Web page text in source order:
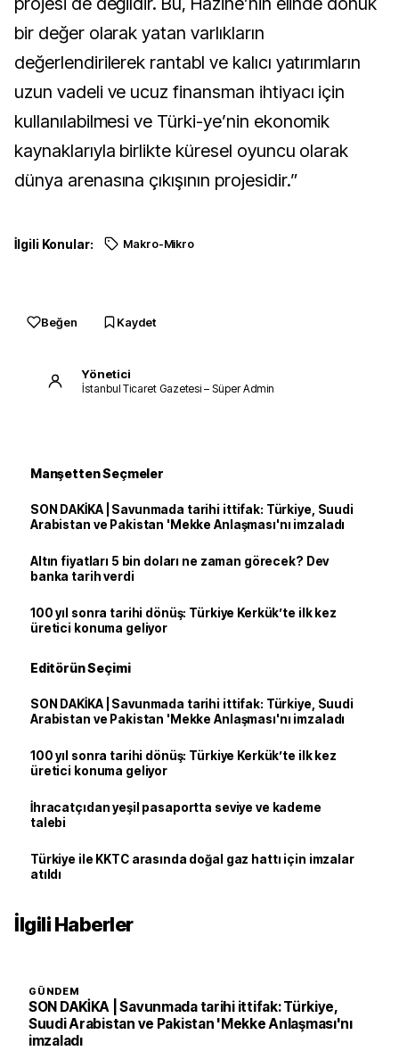
bir değer olarak yatan varlıkların
değerlendirilerek rantabl ve kalıcı yatırımların
uzun vadeli ve ucuz finansman ihtiyacı için
kullanılabilmesi ve Türki-ye’nin ekonomik
kaynaklarıyla birlikte küresel oyuncu olarak
dünya arenasına çıkışının projesidir.”
İlgili Konular: Makro-Mikro
Beğen Kaydet
Yönetici
İstanbul Ticaret Gazetesi – Süper Admin
Manşetten Seçmeler
SON DAKİKA | Savunmada tarihi ittifak: Türkiye, Suudi
Arabistan ve Pakistan 'Mekke Anlaşması'nı imzaladı
Altın fiyatları 5 bin doları ne zaman görecek? Dev
banka tarih verdi
100 yıl sonra tarihi dönüş: Türkiye Kerkük’te ilk kez
üretici konuma geliyor
Editörün Seçimi
SON DAKİKA | Savunmada tarihi ittifak: Türkiye, Suudi
Arabistan ve Pakistan 'Mekke Anlaşması'nı imzaladı
100 yıl sonra tarihi dönüş: Türkiye Kerkük’te ilk kez
üretici konuma geliyor
İhracatçıdan yeşil pasaportta seviye ve kademe
talebi
Türkiye ile KKTC arasında doğal gaz hattı için imzalar
atıldı
İlgili Haberler
GÜNDEM
SON DAKİKA | Savunmada tarihi ittifak: Türkiye,
Suudi Arabistan ve Pakistan 'Mekke Anlaşması'nı
imzaladı